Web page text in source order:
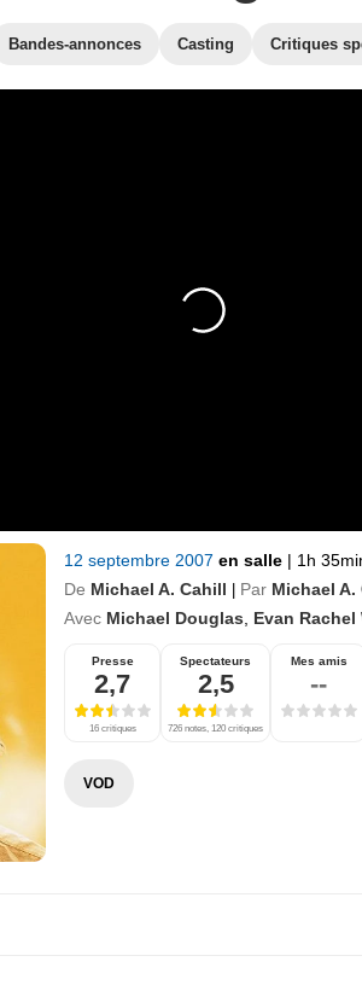
Bandes-annonces Casting Critiques
12 septembre 2007 en salle | 1h
De Michael A. Cahill | Par Michael A.
Avec Michael Douglas Evan Rachel
Presse
2,7
16 critiques
Spectateurs
2,5
726 notes, 120 critiques
Mes amis
--
VOD